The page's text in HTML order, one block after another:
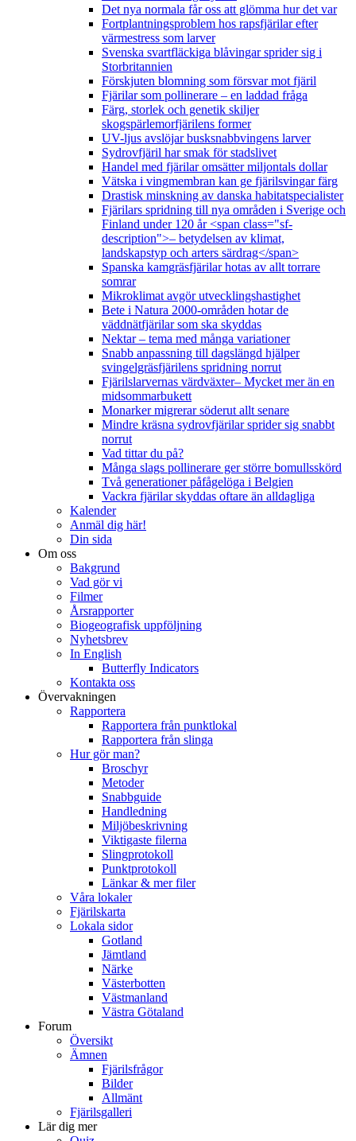
Det nya normala får oss att glömma hur det var
Fortplantningsproblem hos rapsfjärilar efter
värmestress som larver
Svenska svartfläckiga blåvingar sprider sig i
Storbritannien
Förskjuten blomning som försvar mot fjäril
Fjärilar som pollinerare – en laddad fråga
Färg, storlek och genetik skiljer
skogspärlemorfjärilens former
UV-ljus avslöjar busksnabbvingens larver
Sydrovfjäril har smak för stadslivet
Handel med fjärilar omsätter miljontals dollar
Vätska i vingmembran kan ge fjärilsvingar färg
Drastisk minskning av danska habitatspecialister
Fjärilars spridning till nya områden i Sverige och
Finland under 120 år <span class="sf-
description">– betydelsen av klimat,
landskapstyp och arters särdrag</span>
Spanska kamgräsfjärilar hotas av allt torrare
somrar
Mikroklimat avgör utvecklingshastighet
Bete i Natura 2000-områden hotar de
väddnätfjärilar som ska skyddas
Nektar – tema med många variationer
Snabb anpassning till dagslängd hjälper
svingelgräsfjärilens spridning norrut
Fjärilslarvernas värdväxter– Mycket mer än en
midsommarbukett
Monarker migrerar söderut allt senare
Mindre kräsna sydrovfjärilar sprider sig snabbt
norrut
Vad tittar du på?
Många slags pollinerare ger större bomullsskörd
Två generationer påfågelöga i Belgien
Vackra fjärilar skyddas oftare än alldagliga
Kalender
Anmäl dig här!
Din sida
Om oss
Bakgrund
Vad gör vi
Filmer
Årsrapporter
Biogeografisk uppföljning
Nyhetsbrev
In English
Butterfly Indicators
Kontakta oss
Övervakningen
Rapportera
Rapportera från punktlokal
Rapportera från slinga
Hur gör man?
Broschyr
Metoder
Snabbguide
Handledning
Miljöbeskrivning
Viktigaste filerna
Slingprotokoll
Punktprotokoll
Länkar & mer filer
Våra lokaler
Fjärilskarta
Lokala sidor
Gotland
Jämtland
Närke
Västerbotten
Västmanland
Västra Götaland
Forum
Översikt
Ämnen
Fjärilsfrågor
Bilder
Allmänt
Fjärilsgalleri
Lär dig mer